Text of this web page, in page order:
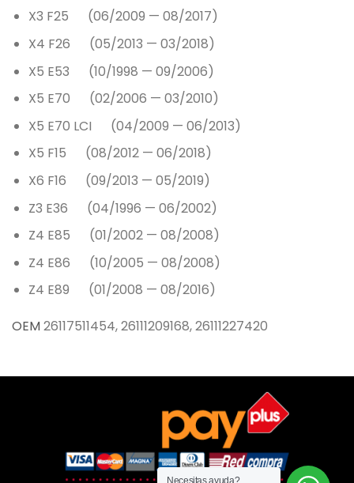
X3 F25 (06/2009 — 08/2017)
X4 F26 (05/2013 — 03/2018)
X5 E53 (10/1998 — 09/2006)
X5 E70 (02/2006 — 03/2010)
X5 E70 LCI (04/2009 — 06/2013)
X5 F15 (08/2012 — 06/2018)
X6 F16 (09/2013 — 05/2019)
Z3 E36 (04/1996 — 06/2002)
Z4 E85 (01/2002 — 08/2008)
Z4 E86 (10/2005 — 08/2008)
Z4 E89 (01/2008 — 08/2016)
OEM26117511454, 26111209168, 26111227420
Necesitas ayuda?